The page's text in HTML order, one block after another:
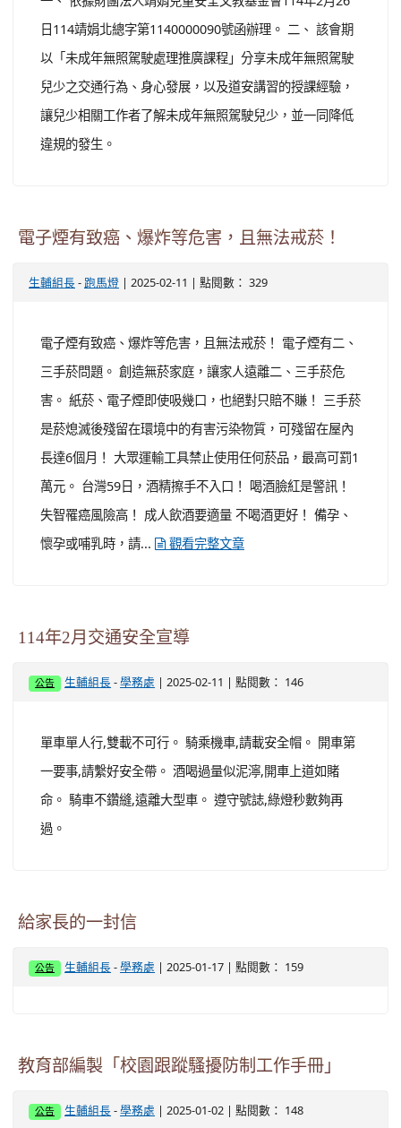
日114靖娟北總字第1140000090號函辦理。 二、 該會期
以「未成年無照駕駛處理推廣課程」分享未成年無照駕駛
兒少之交通行為、身心發展，以及道安講習的授課經驗，
讓兒少相關工作者了解未成年無照駕駛兒少，並一同降低
違規的發生。
電子煙有致癌、爆炸等危害，且無法戒菸！
生輔組長 - 跑馬燈 | 2025-02-11 | 點閱數： 329
電子煙有致癌、爆炸等危害，且無法戒菸！ 電子煙有二、
三手菸問題。 創造無菸家庭，讓家人遠離二、三手菸危
害。 紙菸、電子煙即使吸幾口，也絕對只賠不賺！ 三手菸
是菸熄滅後殘留在環境中的有害污染物質，可殘留在屋內
長達6個月！ 大眾運輸工具禁止使用任何菸品，最高可罰1
萬元。 台灣59日，酒精擦手不入口！ 喝酒臉紅是警訊！
失智罹癌風險高！ 成人飲酒要適量 不喝酒更好！ 備孕、
懷孕或哺乳時，請...
觀看完整文章
114年2月交通安全宣導
公告 生輔組長 -學務處 | 2025-02-11 | 點閱數： 146
單車單人行,雙載不可行。 騎乘機車,請載安全帽。 開車第
一要事,請繫好安全帶。 酒喝過量似泥濘,開車上道如賭
命。 騎車不鑽縫,遠離大型車。 遵守號誌,綠燈秒數夠再
過。
給家長的一封信
公告 生輔組長 -學務處 | 2025-01-17 | 點閱數： 159
教育部編製「校園跟蹤騷擾防制工作手冊」
公告 生輔組長 -學務處 | 2025-01-02 | 點閱數： 148